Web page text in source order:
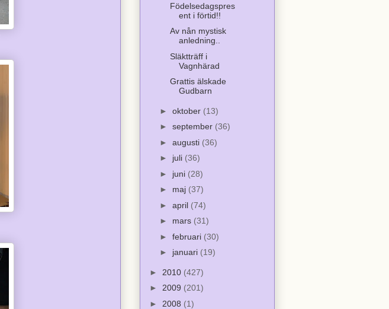
Födelsedagspres
ent i förtid!!
Av nån mystisk
anledning..
Släktträff i
Vagnhärad
Grattis älskade
Gudbarn
► oktober (13)
► september (36)
► augusti (36)
► juli (36)
► juni (28)
► maj (37)
► april (74)
► mars (31)
► februari (30)
► januari (19)
► 2010 (427)
► 2009 (201)
► 2008 (1)